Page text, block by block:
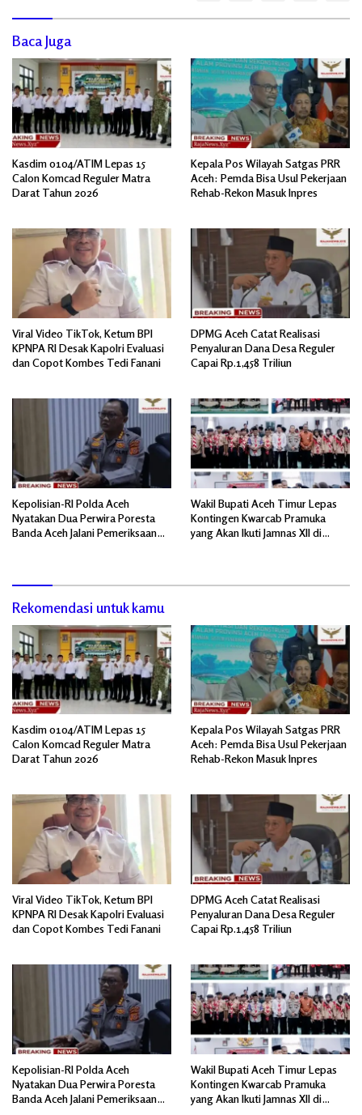
Baca Juga
Kasdim 0104/ATIM Lepas 15
Calon Komcad Reguler Matra
Darat Tahun 2026
Kepala Pos Wilayah Satgas PRR
Aceh: Pemda Bisa Usul Pekerjaan
Rehab-Rekon Masuk Inpres
Viral Video TikTok, Ketum BPI
KPNPA RI Desak Kapolri Evaluasi
dan Copot Kombes Tedi Fanani
DPMG Aceh Catat Realisasi
Penyaluran Dana Desa Reguler
Capai Rp.1,458 Triliun
Kepolisian-RI Polda Aceh
Nyatakan Dua Perwira Poresta
Banda Aceh Jalani Pemeriksaan
Wakil Bupati Aceh Timur Lepas
Kontingen Kwarcab Pramuka
yang Akan Ikuti Jamnas XII di
Rekomendasi untuk kamu
Kasdim 0104/ATIM Lepas 15
Calon Komcad Reguler Matra
Darat Tahun 2026
Kepala Pos Wilayah Satgas PRR
Aceh: Pemda Bisa Usul Pekerjaan
Rehab-Rekon Masuk Inpres
Viral Video TikTok, Ketum BPI
KPNPA RI Desak Kapolri Evaluasi
dan Copot Kombes Tedi Fanani
DPMG Aceh Catat Realisasi
Penyaluran Dana Desa Reguler
Capai Rp.1,458 Triliun
Kepolisian-RI Polda Aceh
Nyatakan Dua Perwira Poresta
Banda Aceh Jalani Pemeriksaan
Wakil Bupati Aceh Timur Lepas
Kontingen Kwarcab Pramuka
yang Akan Ikuti Jamnas XII di